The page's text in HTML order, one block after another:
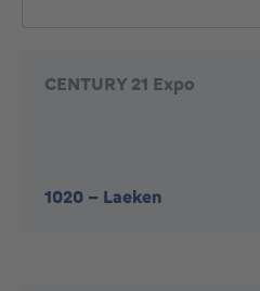
CENTURY 21 Expo
1020 - Laeken